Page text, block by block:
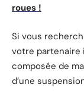
roues !
Si vous
votre partenaire
composée de
d’une